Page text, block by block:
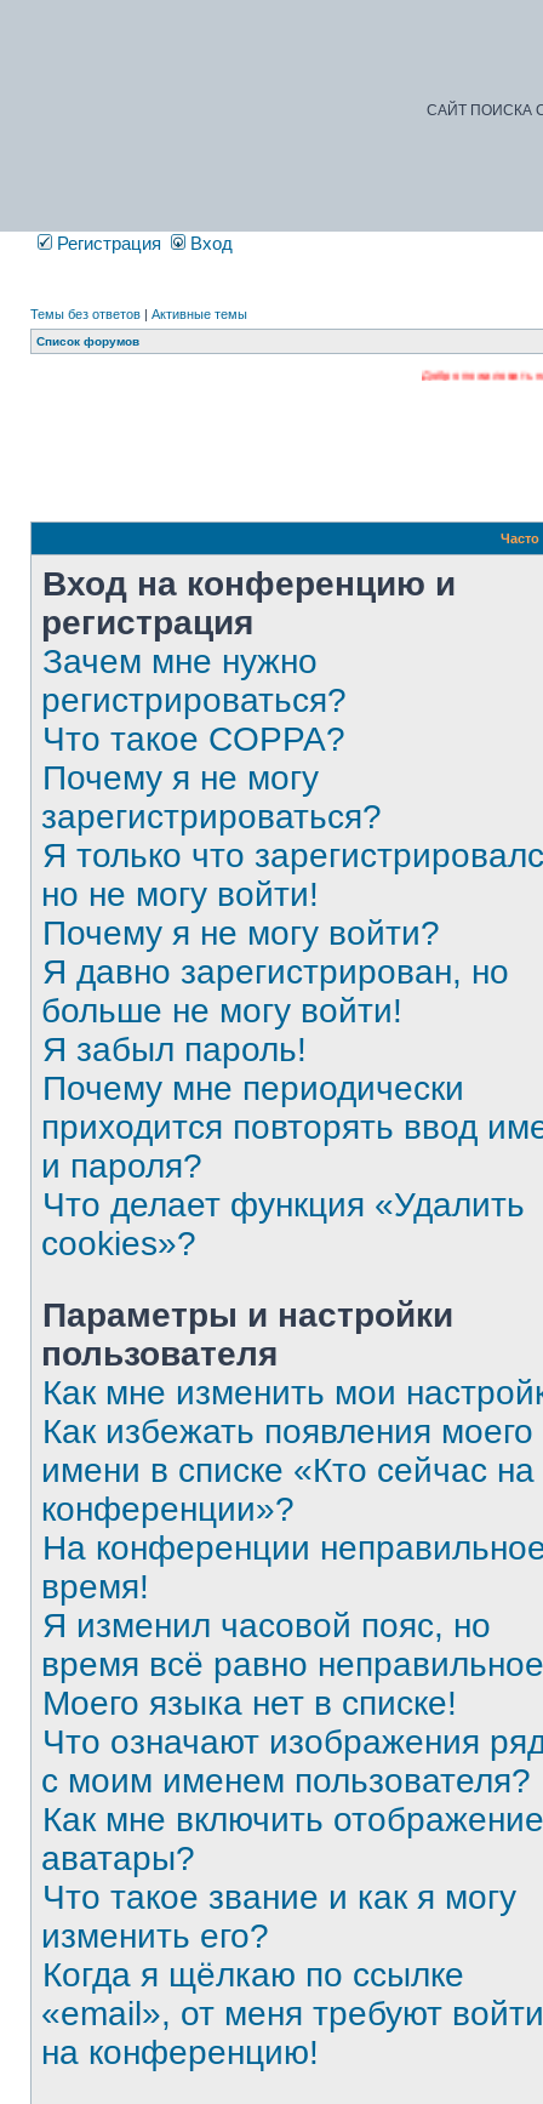
САЙТ ПОИСКА
Регистрация Вход
Темы без ответов | Активные темы
Список форумов
Добро пожаловать на наш форум.
Вход на конференцию и
регистрация
Зачем мне нужно
регистрироваться?
Что такое COPPA?
Почему я не могу
зарегистрироваться?
Я только что
но не могу войти!
Почему я не могу войти?
Я давно зарегистрирован, но
больше не могу войти!
Я забыл пароль!
Почему мне периодически
приходится повторять ввод
и пароля?
Что делает функция «Удалить
cookies»?
Параметры и настройки
пользователя
Как мне изменить мои
Как избежать появления моего
имени в списке «Кто сейчас на
конференции»?
На конференции
время!
Я изменил часовой пояс, но
время всё равно
Моего языка нет в списке!
Что означают изображения
с моим именем пользователя?
Как мне включить отображение
аватары?
Что такое звание и как я могу
изменить его?
Когда я щёлкаю по ссылке
«email», от меня требуют войти
на конференцию!